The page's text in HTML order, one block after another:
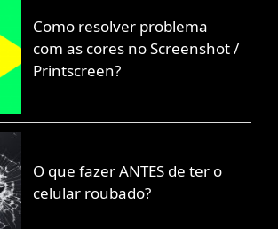
Como resolver problema
com as cores no Screenshot /
Printscreen?
O que fazer ANTES de ter o
celular roubado?